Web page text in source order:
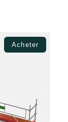
Acheter